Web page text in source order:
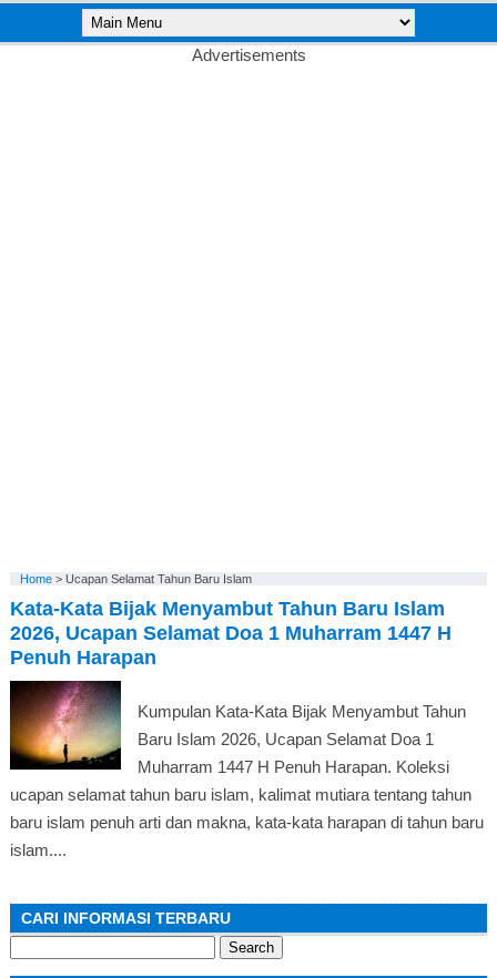
Advertisements
Home> Ucapan Selamat Tahun Baru Islam
Kata-Kata Bijak Menyambut Tahun Baru Islam
2026, Ucapan Selamat Doa 1 Muharram 1447 H
Penuh Harapan
Kumpulan Kata-Kata Bijak Menyambut Tahun
Baru Islam 2026, Ucapan Selamat Doa 1
Muharram 1447 H Penuh Harapan. Koleksi
ucapan selamat tahun baru islam, kalimat mutiara tentang tahun
baru islam penuh arti dan makna, kata-kata harapan di tahun baru
islam....
CARI INFORMASI TERBARU
for: